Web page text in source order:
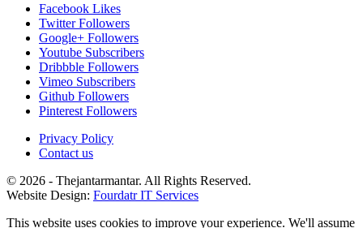
Facebook Likes
Twitter Followers
Google+ Followers
Youtube Subscribers
Dribbble Followers
Vimeo Subscribers
Github Followers
Pinterest Followers
Privacy Policy
Contact us
© 2026 - Thejantarmantar. All Rights Reserved.
Website Design: Fourdatr IT Services
This website uses cookies to improve your experience. We'll assume